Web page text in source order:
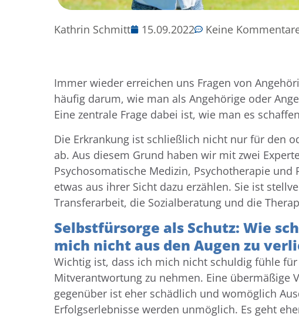
Kathrin Schmitt 15.09.2022 Keine
Immer wieder erreichen uns Fragen von
häufig darum, wie man als Angehörige oder
Eine zentrale Frage dabei ist, wie man es
Die Erkrankung ist schließlich nicht nur für den
ab. Aus diesem Grund haben wir mit zwei
Psychosomatische Medizin, Psychotherapie
etwas aus ihrer Sicht dazu erzählen. Sie ist
Transferarbeit, die Sozialberatung und die
Selbstfürsorge als Schutz: Wie
mich nicht aus den Augen zu
Wichtig ist, dass ich mich nicht schuldig fühle
Mitverantwortung zu nehmen. Eine übermäßige
gegenüber ist eher schädlich und womöglich
Erfolgserlebnisse werden unmöglich. Es geht